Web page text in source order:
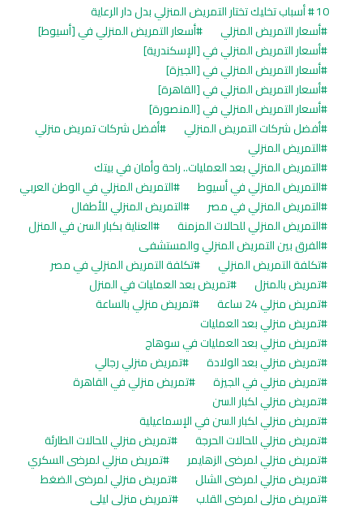
10 أسباب تخليك تختار التمريض المنزلي بدل دار الرعاية
أسعار التمريض المنزلي
أسعار التمريض المنزلي في [أسيوط]
أسعار التمريض المنزلي في [الإسكندرية]
أسعار التمريض المنزلي في [الجيزة]
أسعار التمريض المنزلي في [القاهرة]
أسعار التمريض المنزلي في [المنصورة]
أفضل شركات التمريض المنزلي
أفضل شركات تمريض منزلي
التمريض المنزلي
التمريض المنزلي بعد العمليات.. راحة وأمان في بيتك
التمريض المنزلي في أسيوط
التمريض المنزلي في الوطن العربي
التمريض المنزلي في مصر
التمريض المنزلي للأطفال
التمريض المنزلي للحالات المزمنة
العناية بكبار السن في المنزل
الفرق بين التمريض المنزلي والمستشفى
تكلفة التمريض المنزلي
تكلفة التمريض المنزلي في مصر
تمريض بالمنزل
تمريض بعد العمليات في المنزل
تمريض منزلي 24 ساعة
تمريض منزلي بالساعة
تمريض منزلي بعد العمليات
تمريض منزلي بعد العمليات في سوهاج
تمريض منزلي بعد الولادة
تمريض منزلي رجالي
تمريض منزلي في الجيزة
تمريض منزلي في القاهرة
تمريض منزلي لكبار السن
تمريض منزلي لكبار السن في الإسماعيلية
تمريض منزلي للحالات الحرجة
تمريض منزلي للحالات الطارئة
تمريض منزلي لمرضى الزهايمر
تمريض منزلي لمرضى السكري
تمريض منزلي لمرضى الشلل
تمريض منزلي لمرضى الضغط
تمريض منزلي لمرضى القلب
تمريض منزلي ليلي